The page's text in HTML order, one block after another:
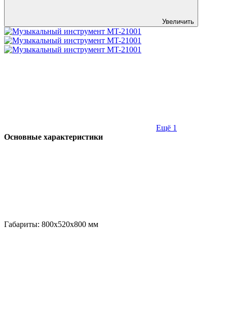
Увеличить
Ещё 1
Основные характеристики
Габариты: 800x520x800 мм